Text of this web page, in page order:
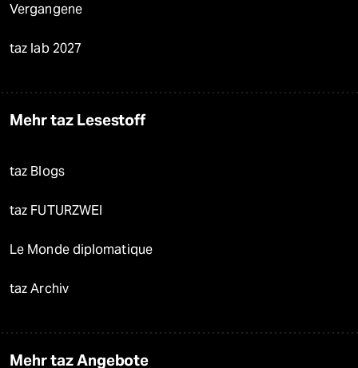
Vergangene
taz lab 2027
Mehr taz Lesestoff
taz Blogs
taz FUTURZWEI
Le Monde diplomatique
taz Archiv
Mehr taz Angebote